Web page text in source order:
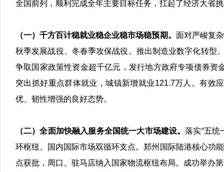
全国前列，顺利完成全年主要目标任务，扛起了经济大省
（一）千方百计稳就业稳企业稳市场稳预期。 面对严峻复
秋季发展战役、冬春季攻保战役。推出制造业数字化转型
争取国家政策性资金超千亿元，发行地方政府专项债券
突出抓好重点群体就业，城镇新增就业121.7万人。有效
优、韧性增强的良好态势。
（二）全面加快融入服务全国统一大市场建设。落实“五统
环枢纽、国内国际市场双循环支点。郑州国际陆港核心功
点获批，周口、驻马店纳入国家物流枢纽布局。成功举